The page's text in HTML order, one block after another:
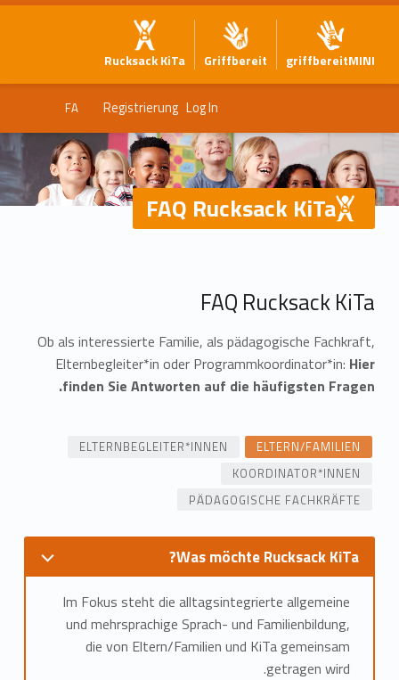
griffbereitMINI
Griffbereit
Rucksack KiTa
Log In
Registrierung
FA
FAQ Rucksack KiTa
F
A
Q
R
u
c
s
a
FAQ Rucksack KiTa
Ob als interessierte Familie, als pädagogische Fachkraft,
Elternbegleiter*in oder Programmkoordinator*in: Hier
finden Sie Antworten auf die häufigsten Fragen.
ELTERN/FAMILIEN
ELTERNBEGLEITER*INNEN
KOORDINATOR*INNEN
PÄDAGOGISCHE FACHKRÄFTE
Was möchte Rucksack KiTa?
Im Fokus steht die alltagsintegrierte allgemeine
und mehrsprachige Sprach- und Familienbildung,
die von Eltern/Familien und KiTa gemeinsam
getragen wird.